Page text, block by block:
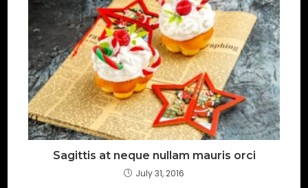
Sagittis at neque nullam mauris orci
July 31, 2016